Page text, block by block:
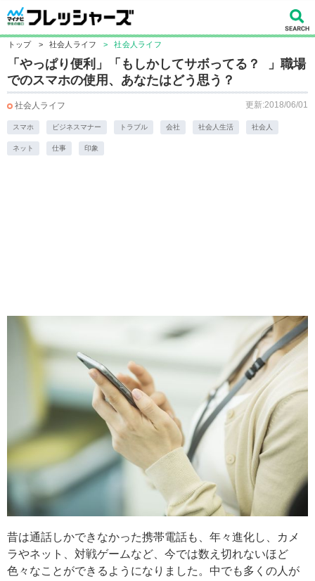
トップ > 社会人ライフ > 社会人ライフ
「やっぱり便利」「もしかしてサボってる？ 」職場
でのスマホの使用、あなたはどう思う？
社会人ライフ 更新:2018/06/01
スマホ ビジネスマナー トラブル 会社 社会人生活 社会人
ネット 仕事 印象
昔は通話しかできなかった携帯電話も、年々進化し、カメ
ラやネット、対戦ゲームなど、今では数え切れないほど
色々なことができるようになりました。中でも多くの人が